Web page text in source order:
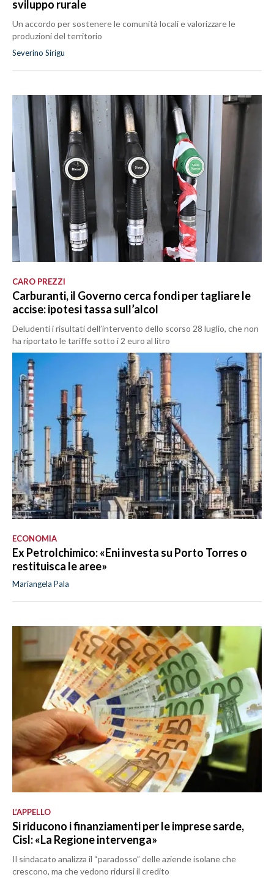
sviluppo rurale
Un accordo per sostenere le comunità locali e valorizzare le
produzioni del territorio
Severino Sirigu
CARO PREZZI
Carburanti, il Governo cerca fondi per tagliare le
accise: ipotesi tassa sull’alcol
Deludenti i risultati dell’intervento dello scorso 28 luglio, che non
ha riportato le tariffe sotto i 2 euro al litro
ECONOMIA
Ex Petrolchimico: «Eni investa su Porto Torres o
restituisca le aree»
Mariangela Pala
L’APPELLO
Si riducono i finanziamenti per le imprese sarde,
Cisl: «La Regione intervenga»
Il sindacato analizza il “paradosso” delle aziende isolane che
crescono, ma che vedono ridursi il credito